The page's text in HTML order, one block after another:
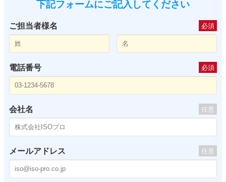
下記フォームにご記入してください
ご担当者様名 必須
電話番号 必須
会社名 任意
メールアドレス 任意